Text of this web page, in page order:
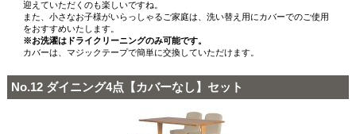
迎えていただくのも楽しいですね。
また、小さなお子様がいらっしゃるご家庭は、洗い替え用にカバーでのご使用
をおすすめいたします。
※お洗濯はドライクリーニングのみ可能です。
カバーは、マジックテープで簡単に交換していただけます。
No.12 ダイニング4点【カバーなし】セット